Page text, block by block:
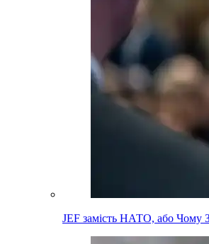
JEF замість НАТО, або Чому